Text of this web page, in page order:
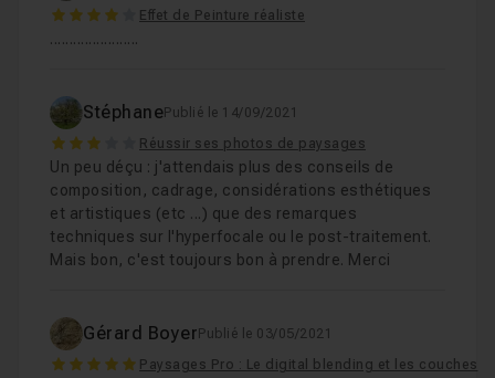
4 Effet de Peinture réaliste
.......................
StéphanePublié le 14/09/2021
3 Réussir ses photos de paysages
Un peu déçu : j'attendais plus des conseils de
composition, cadrage, considérations esthétiques
et artistiques (etc ...) que des remarques
techniques sur l'hyperfocale ou le post-traitement.
Mais bon, c'est toujours bon à prendre. Merci
Gérard Boyer Publié le 03/05/2021
5 Paysages Pro : Le digital blending et les couches